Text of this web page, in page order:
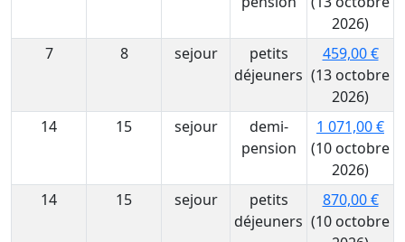
2026)
7
8 sejour
petits
déjeuners
459,00 €
(13 octobre
2026)
14
15 sejour
demi-
pension
1 071,00 €
(10 octobre
2026)
14
15 sejour
petits
déjeuners
870,00 €
(10 octobre